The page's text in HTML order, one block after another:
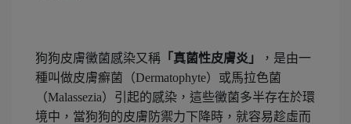
狗狗皮膚黴菌感染又稱 「真菌性皮膚炎」
，是由一
種叫做皮膚癬菌（Dermatophyte）或馬拉色菌
（Malassezia）引起的感染，這些黴菌多半存在於環
境中，當狗狗的皮膚防禦力下降時，就容易趁虛而